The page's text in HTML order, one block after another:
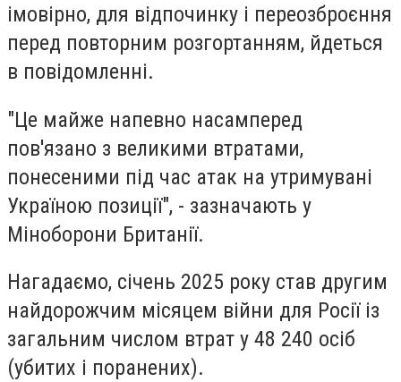
імовірно, для відпочинку і переозброєння
перед повторним розгортанням, йдеться
в повідомленні.
"Це майже напевно насамперед
пов'язано з великими втратами,
понесеними під час атак на утримувані
Україною позиції", - зазначають у
Міноборони Британії.
Нагадаємо, січень 2025 року став другим
найдорожчим місяцем війни для Росії із
загальним числом втрат у 48 240 осіб
(убитих і поранених).